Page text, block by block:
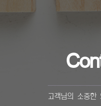
고객님의 소중